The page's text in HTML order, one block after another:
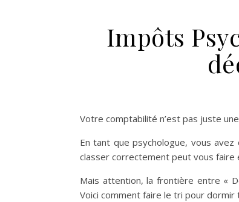
Impôts
Votre comptabilité n’est pas juste
En tant que psychologue, vous
classer correctement peut vous faire
Mais attention, la frontière entre «
Voici comment faire le tri pour dormir